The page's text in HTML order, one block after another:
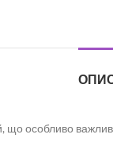
особливо